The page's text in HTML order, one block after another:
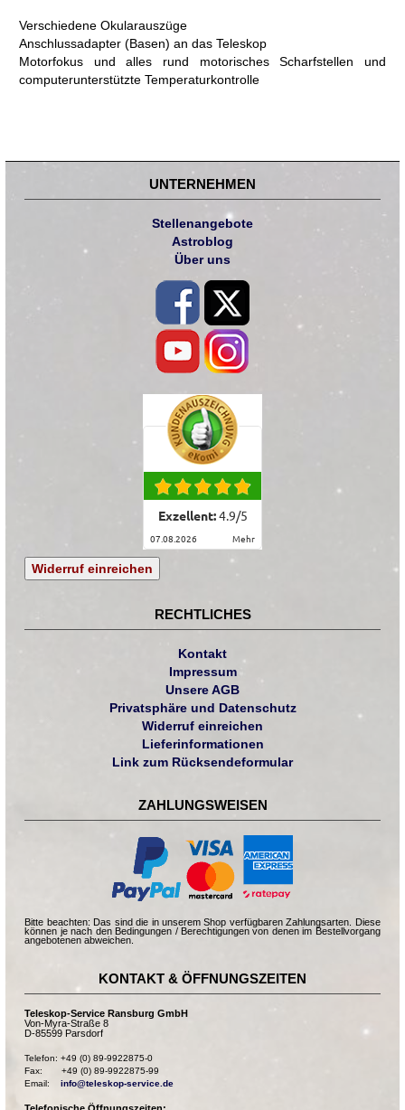
Verschiedene Okularauszüge
Anschlussadapter (Basen) an das Teleskop
Motorfokus und alles rund motorisches Scharfstellen und
computerunterstützte Temperaturkontrolle
UNTERNEHMEN
Stellenangebote
Astroblog
Über uns
Exzellent:4.9/5
07.08.2026 mehr
Widerruf einreichen
RECHTLICHES
Kontakt
Impressum
Unsere AGB
Privatsphäre und Datenschutz
Widerruf einreichen
Lieferinformationen
Link zum Rücksendeformular
ZAHLUNGSWEISEN
Bitte beachten: Das sind die in unserem Shop verfügbaren Zahlungsarten. Diese
können je nach den Bedingungen / Berechtigungen von denen im Bestellvorgang
angebotenen abweichen.
KONTAKT & ÖFFNUNGSZEITEN
Teleskop-Service Ransburg GmbH
Von-Myra-Straße 8
D-85599 Parsdorf
Telefon: +49 (0) 89-9922875-0
Fax:       +49 (0) 89-9922875-99
Email: info@teleskop-service.de